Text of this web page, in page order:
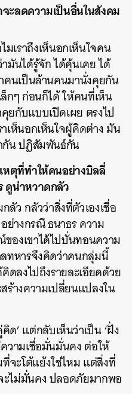
ะลดความเป็นอื่นในสังคม
เราถึงเห็นอกเห็นใจคน
มันได้รู้จัก ได้คุ้นเคย ได้
คนเป็นล้านคนมานั่งคุยกัน
กๆ ก่อนก็ได้ ให้คนที่เห็น
ยกับแบบเปิดเผย ตรงไป
เห็นอกเห็นใจผู้คิดต่าง มัน
กัน ปฏิสัมพันธ์กัน
หตุที่ทำให้คนอย่างบิลลี่
ดูน่าหวาดกลัว
ลัว กลัวว่าสิ่งที่ตัวเองเชื่อ
างกรณี ธนาธร ความ
องเขาได้ไปบั่นทอนความ
ทหารจึงคิดว่าคนกลุ่มนี้
ดลงไปถึงรายละเอียดด้วย
ร้างความเปลี่ยนแปลงใน
ด’ แต่กลับเห็นว่าเป็น ‘ฝั่ง
วามเชื่อมั่นมั่นคง ต่อให้
ะโต้แย้งใช่ไหม แต่สิ่งที่
ไม่มั่นคง ปลอดภัยมากพอ